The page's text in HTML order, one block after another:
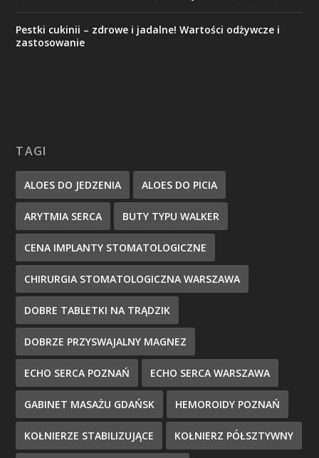
Pestki cukinii – zdrowe i jadalne! Wartości odżywcze i
zastosowanie
TAGI
ALOES DO JEDZENIA ALOES DO PICIA
ARYTMIA SERCA BUTY TYPU WALKER
CENA IMPLANTY STOMATOLOGICZNE
CHIRURGIA STOMATOLOGICZNA WARSZAWA
DOBRE TABLETKI NA TRĄDZIK
DOBRZE PRZYSWAJALNY MAGNEZ
ECHO SERCA POZNAŃ ECHO SERCA WARSZAWA
GABINET MASAŻU GDAŃSK HEMOROIDY POZNAŃ
KOŁNIERZE STABILIZUJĄCE KOŁNIERZ PÓŁSZTYWNY